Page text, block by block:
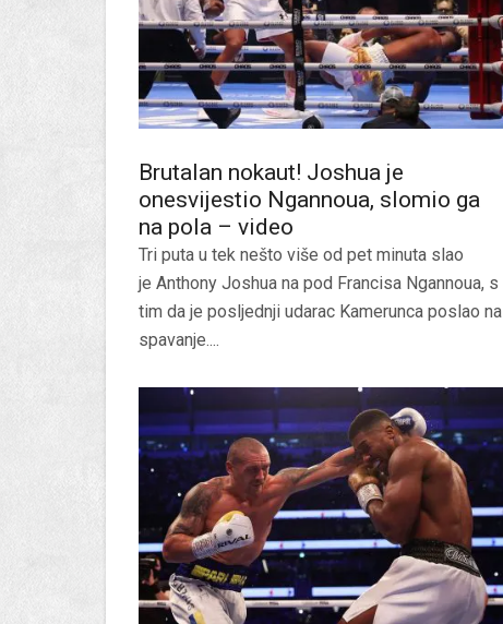
Brutalan nokaut! Joshua je
onesvijestio Ngannoua, slomio ga
na pola – video
Tri puta u tek nešto više od pet minuta slao
je Anthony Joshua na pod Francisa Ngannoua, s
tim da je posljednji udarac Kamerunca poslao na
spavanje....